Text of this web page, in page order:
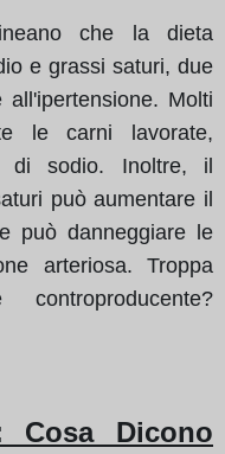
che la dieta
e grassi saturi, due
Molti
le carni lavorate,
di sodio. Inoltre, il
può aumentare il
può danneggiare le
arteriosa. Troppa
Cosa Dicono